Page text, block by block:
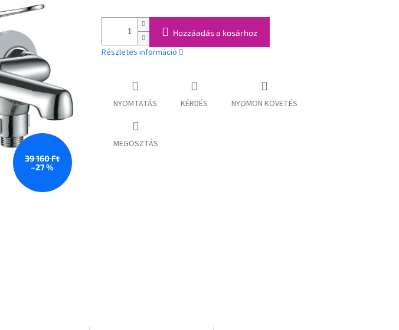
39 160 Ft
–27 %
Hozzáadás a kosárhoz
Részletes információ
NYOMTATÁS KÉRDÉS NYOMON KÖVETÉS
MEGOSZTÁS